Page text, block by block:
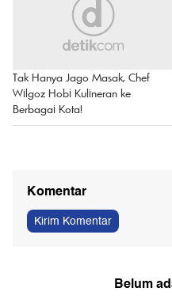
Tak Hanya Jago Masak, Chef
Wilgoz Hobi Kulineran ke
Berbagai Kota!
Komentar
Kirim Komentar
Belum